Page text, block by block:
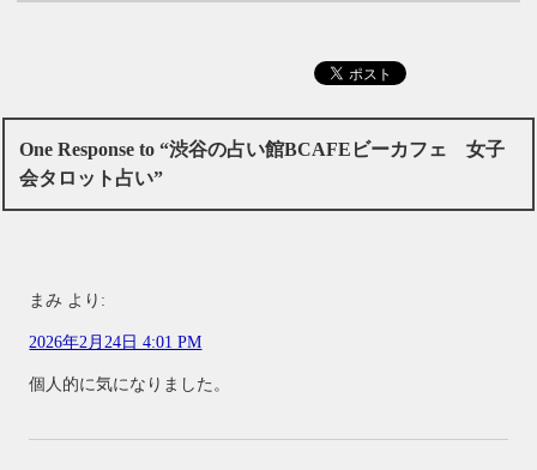
One Response to “渋谷の占い館BCAFEビーカフェ 女子
会タロット占い”
まみ より:
2026年2月24日 4:01 PM
個人的に気になりました。